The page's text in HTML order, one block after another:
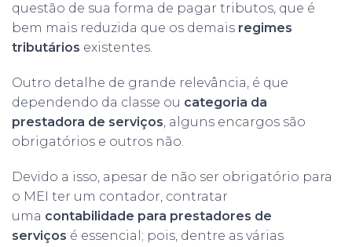
questão de sua forma de pagar tributos, que é
bem mais reduzida que os demais regimes
tributários existentes.
Outro detalhe de grande relevância, é que
dependendo da classe ou categoria da
prestadora de serviços, alguns encargos são
obrigatórios e outros não.
Devido a isso, apesar de não ser obrigatório para
o MEI ter um contador, contratar
uma contabilidade para prestadores de
serviços é essencial; pois, dentre as várias